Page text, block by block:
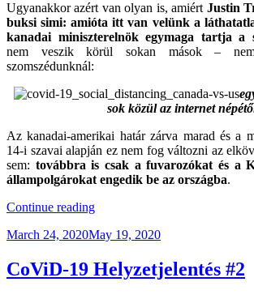
Ugyanakkor azért van olyan is, amiért Justin
buksi simi: amióta itt van velünk a
kanadai miniszterelnök egymaga tartja a
nem veszik körül sokan mások –
szomszédunknál:
sok közül az internet
Az kanadai-amerikai határ zárva marad és a
14-i szavai alapján ez nem fog változni az
sem: továbbra is csak a fuvarozókat és a
állampolgárokat engedik be az országba.
Continue reading“CoViD-
Helyzetjelentés
Posted
March 24, 2020May 19, 2020
CoViD-19 Helyzetjelentés #2